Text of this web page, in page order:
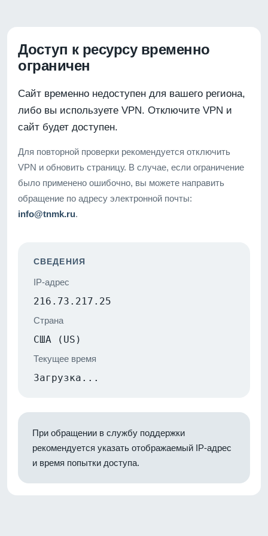
Доступ к ресурсу временно
ограничен
Сайт временно недоступен для вашего региона,
либо вы используете VPN. Отключите VPN и
сайт будет доступен.
Для повторной проверки рекомендуется отключить
VPN и обновить страницу. В случае, если ограничение
было применено ошибочно, вы можете направить
обращение по адресу электронной почты:
info@tnmk.ru.
СВЕДЕНИЯ
IP-адрес
216.73.217.25
Страна
США (US)
Текущее время
Загрузка...
При обращении в службу поддержки
рекомендуется указать отображаемый IP-адрес
и время попытки доступа.